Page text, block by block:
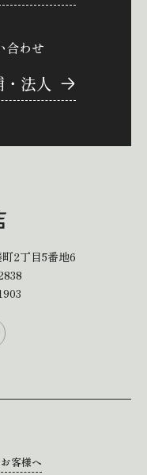
合わせ
法人
2丁目5番地6
客様へ